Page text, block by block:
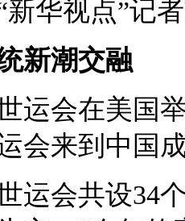
华视点”记
新潮交融
运会在美国
会来到中国
运会共设34